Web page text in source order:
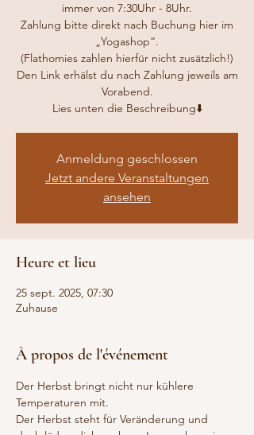
immer von 7:30Uhr - 8Uhr.
Zahlung bitte direkt nach Buchung hier im
„Yogashop“.
(Flathomies zahlen hierfür nicht zusätzlich!)
Den Link erhälst du nach Zahlung jeweils am
Vorabend.
Lies unten die Beschreibung⬇️
Anmeldung geschlossen
Jetzt andere Veranstaltungen
ansehen
Heure et lieu
25 sept. 2025, 07:30
Zuhause
À propos de l'événement
Der Herbst bringt nicht nur kühlere
Temperaturen mit.
Der Herbst steht für Veränderung und